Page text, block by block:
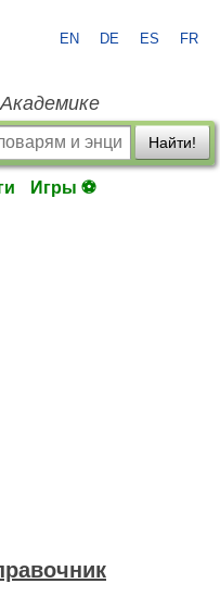
EN DE ES FR
Найти!
Игры ⚽